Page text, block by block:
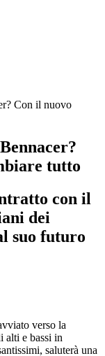
Con il nuovo
tutto
con il
dei
suo futuro
verso la
alti e bassi in
saluterà una